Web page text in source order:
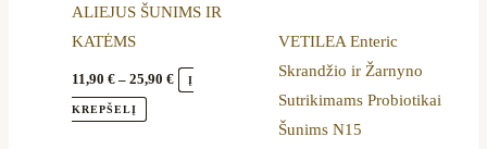
ALIEJUS ŠUNIMS IR
KATĖMS
11,90€ – 25,90€ Į
KREPŠELĮ
be
on
VETILEA Enteric
Skrandžio ir Žarnyno
Sutrikimams Probiotikai
Šunims N15